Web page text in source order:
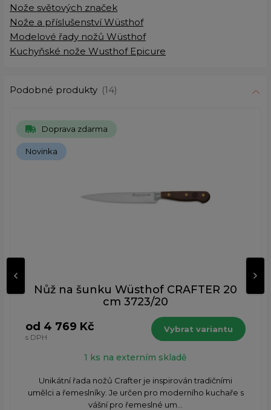
Nože světových značek
Nože a příslušenství Wüsthof
Modelové řady nožů Wüsthof
Kuchyňské nože Wusthof Epicure
Podobné produkty (14)
Doprava zdarma
Novinka
Nůž na šunku Wüsthof CRAFTER 20
cm 3723/20
od 4 769 Kč
s DPH
Vybrat variantu
1 ks na externím skladě
Unikátní řada nožů Crafter je inspirován tradičními
umělci a řemeslníky. Je určen pro moderního kuchaře s
vášní pro řemeslné um...